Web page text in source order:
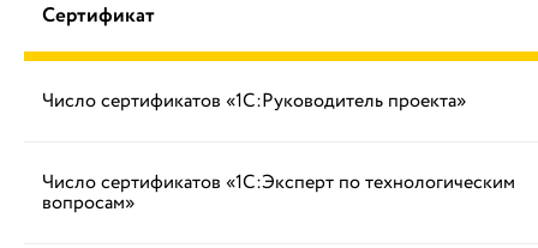
Сертификат
Число сертификатов «1С:Руководитель проекта»
Число сертификатов «1С:Эксперт по технологическим
вопросам»